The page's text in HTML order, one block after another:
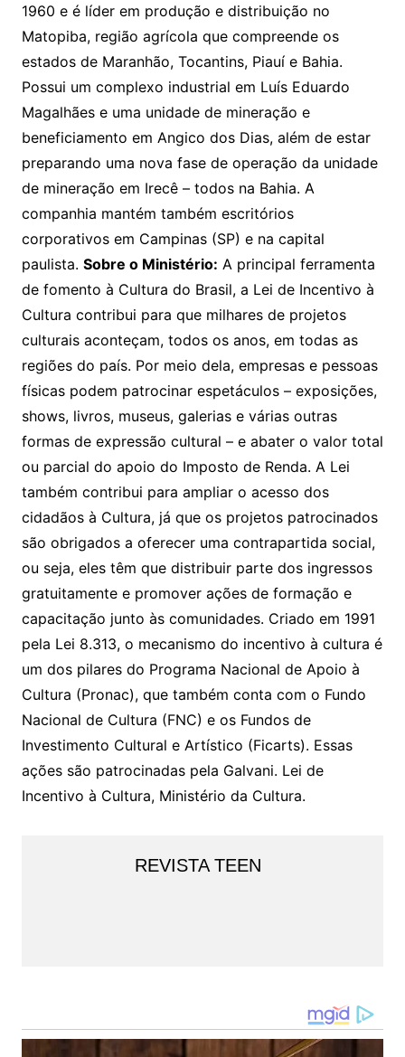
1960 e é líder em produção e distribuição no
Matopiba, região agrícola que compreende os
estados de Maranhão, Tocantins, Piauí e Bahia.
Possui um complexo industrial em Luís Eduardo
Magalhães e uma unidade de mineração e
beneficiamento em Angico dos Dias, além de estar
preparando uma nova fase de operação da unidade
de mineração em Irecê – todos na Bahia. A
companhia mantém também escritórios
corporativos em Campinas (SP) e na capital
paulista. Sobre o Ministério: A principal ferramenta
de fomento à Cultura do Brasil, a Lei de Incentivo à
Cultura contribui para que milhares de projetos
culturais aconteçam, todos os anos, em todas as
regiões do país. Por meio dela, empresas e pessoas
físicas podem patrocinar espetáculos – exposições,
shows, livros, museus, galerias e várias outras
formas de expressão cultural – e abater o valor total
ou parcial do apoio do Imposto de Renda. A Lei
também contribui para ampliar o acesso dos
cidadãos à Cultura, já que os projetos patrocinados
são obrigados a oferecer uma contrapartida social,
ou seja, eles têm que distribuir parte dos ingressos
gratuitamente e promover ações de formação e
capacitação junto às comunidades. Criado em 1991
pela Lei 8.313, o mecanismo do incentivo à cultura é
um dos pilares do Programa Nacional de Apoio à
Cultura (Pronac), que também conta com o Fundo
Nacional de Cultura (FNC) e os Fundos de
Investimento Cultural e Artístico (Ficarts). Essas
ações são patrocinadas pela Galvani. Lei de
Incentivo à Cultura, Ministério da Cultura.
REVISTA TEEN